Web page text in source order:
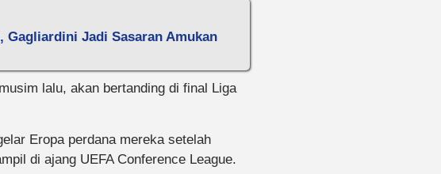
Gagliardini Jadi Sasaran Amukan
lalu, akan bertanding di final Liga
Eropa perdana mereka setelah
di ajang UEFA Conference League.